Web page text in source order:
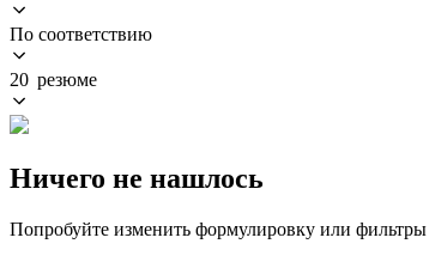
По соответствию
20 резюме
Ничего не нашлось
Попробуйте изменить формулировку или фильтры